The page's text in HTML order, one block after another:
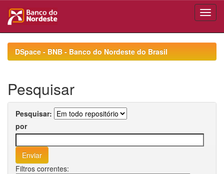
navigationDSpace - BNB - Banco do Nordeste do Brasil
Pesquisar
Pesquisar:
por
Filtros correntes: